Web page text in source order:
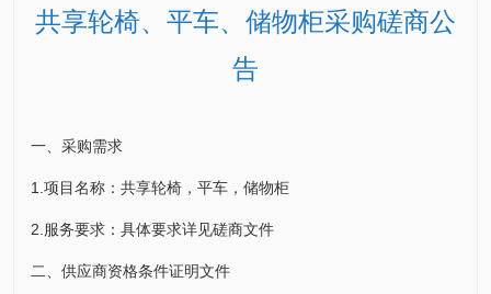
共享轮椅、平车、储物柜采购磋商公
告
一、采购需求
1.项目名称：共享轮椅，平车，储物柜
2.服务要求：具体要求详见磋商文件
二、供应商资格条件证明文件